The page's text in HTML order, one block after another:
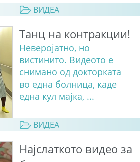
ВИДЕА
Танц на контракции!
Неверојатно, но
вистинито. Видеото е
снимано од докторката
во една болница, каде
една кул мајка, ...
ВИДЕА
Најслаткото видео за